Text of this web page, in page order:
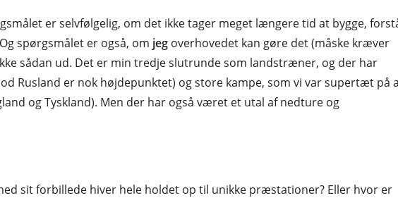
er selvfølgelig, om det ikke tager meget længere tid at bygge,
spørgsmålet er også, om jeg overhovedet kan gøre det (måske kræver
sådan ud. Det er min tredje slutrunde som landstræner, og der har
Rusland er nok højdepunktet) og store kampe, som vi var supertæt på
og Tyskland). Men der har også været et utal af nedture og
sit forbillede hiver hele holdet op til unikke præstationer? Eller hvor er